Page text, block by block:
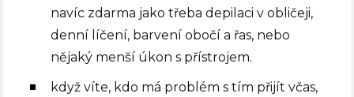
navíc zdarma jako třeba depilaci v obličeji,
denní líčení, barvení obočí a řas, nebo
nějaký menší úkon s přístrojem.
když víte, kdo má problém s tím přijít včas,